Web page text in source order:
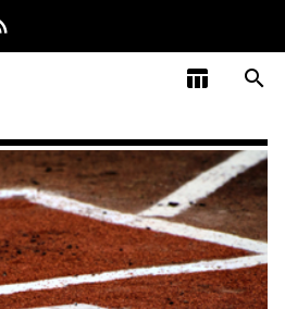
table_chart search